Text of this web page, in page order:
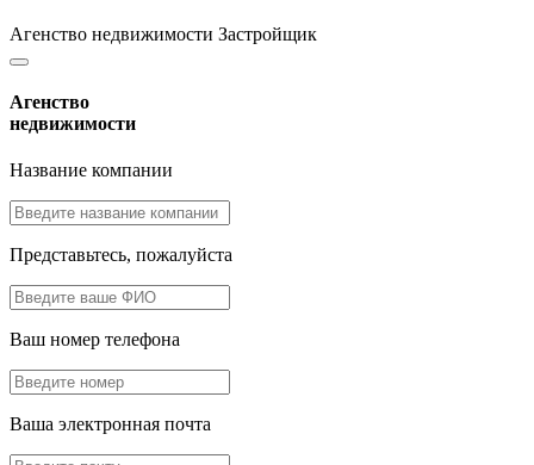
Агенство недвижимости Застройщик
Агенство
недвижимости
Название компании
Представьтесь, пожалуйста
Ваш номер телефона
Ваша электронная почта